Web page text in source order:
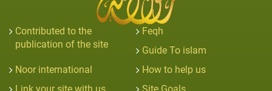
Contributed to the
publication of the site
Feqh
Guide To islam
Noor international
How to help us
Link your site with us
Site Goals